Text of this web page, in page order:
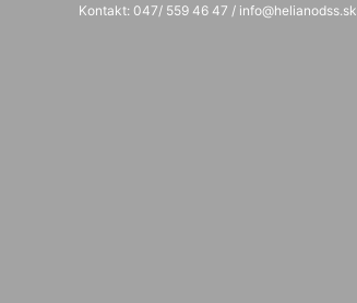
Kontakt: 047/ 559 46 47 / info@helianodss.sk